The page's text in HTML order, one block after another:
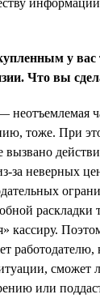
у вас
Что вы
тоже. При
вызвано
за неверных
раскладки
кассиру.
работодателю,
сможет
или